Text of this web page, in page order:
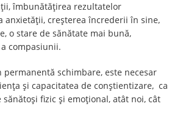
îmbunătățirea rezultatelor
anxietății, creșterea încrederii în sine,
o stare de sănătate mai bună,
compasiunii.
schimbare, este necesar
și capacitatea de conștientizare, ca
fizic și emoțional, atât noi, cât